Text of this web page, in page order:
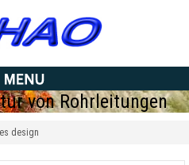
von Rohrleitungen
design